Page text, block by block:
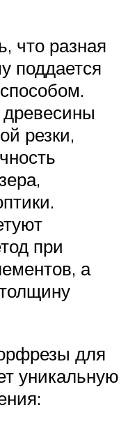
что разная
поддается
древесины
резки,
при
а
для
уникальную